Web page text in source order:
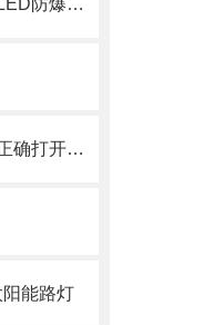
照亮危险环境的光之标尺：LED防爆灯光通量参数解析
关于户外防水LED泛光灯的正确打开方式
能路灯